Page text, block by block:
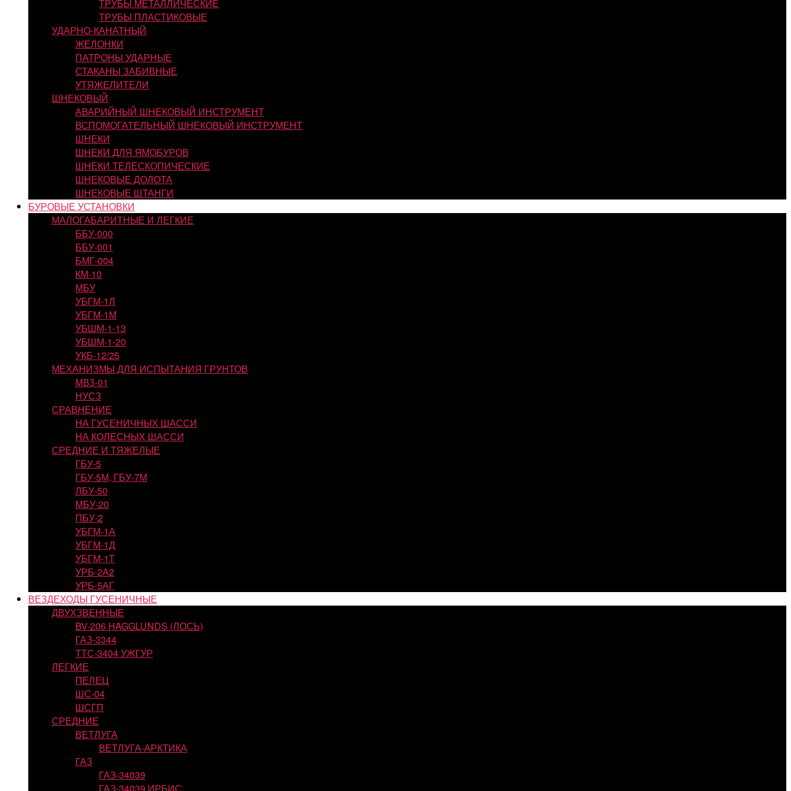
ТРУБЫ МЕТАЛЛИЧЕСКИЕ
ТРУБЫ ПЛАСТИКОВЫЕ
УДАРНО-КАНАТНЫЙ
ЖЕЛОНКИ
ПАТРОНЫ УДАРНЫЕ
СТАКАНЫ ЗАБИВНЫЕ
УТЯЖЕЛИТЕЛИ
ШНЕКОВЫЙ
АВАРИЙНЫЙ ШНЕКОВЫЙ ИНСТРУМЕНТ
ВСПОМОГАТЕЛЬНЫЙ ШНЕКОВЫЙ ИНСТРУМЕНТ
ШНЕКИ
ШНЕКИ ДЛЯ ЯМОБУРОВ
ШНЕКИ ТЕЛЕСКОПИЧЕСКИЕ
ШНЕКОВЫЕ ДОЛОТА
ШНЕКОВЫЕ ШТАНГИ
БУРОВЫЕ УСТАНОВКИ
МАЛОГАБАРИТНЫЕ И ЛЕГКИЕ
ББУ-000
ББУ-001
БМГ-004
КМ-10
МБУ
УБГМ-1Л
УБГМ-1М
УБШМ-1-13
УБШМ-1-20
УКБ-12/25
МЕХАНИЗМЫ ДЛЯ ИСПЫТАНИЯ ГРУНТОВ
МВЗ-01
НУСЗ
СРАВНЕНИЕ
НА ГУСЕНИЧНЫХ ШАССИ
НА КОЛЕСНЫХ ШАССИ
СРЕДНИЕ И ТЯЖЕЛЫЕ
ГБУ-5
ГБУ-5М, ГБУ-7М
ЛБУ-50
МБУ-20
ПБУ-2
УБГМ-1А
УБГМ-1Д
УБГМ-1Т
УРБ-2А2
УРБ-5АГ
ВЕЗДЕХОДЫ ГУСЕНИЧНЫЕ
ДВУХЗВЕННЫЕ
BV-206 HAGGLUNDS (ЛОСЬ)
ГАЗ-3344
ТТС-3404 УЖГУР
ЛЕГКИЕ
ПЕЛЕЦ
ШС-04
ШСГП
СРЕДНИЕ
ВЕТЛУГА
ВЕТЛУГА-АРКТИКА
ГАЗ
ГАЗ-34039